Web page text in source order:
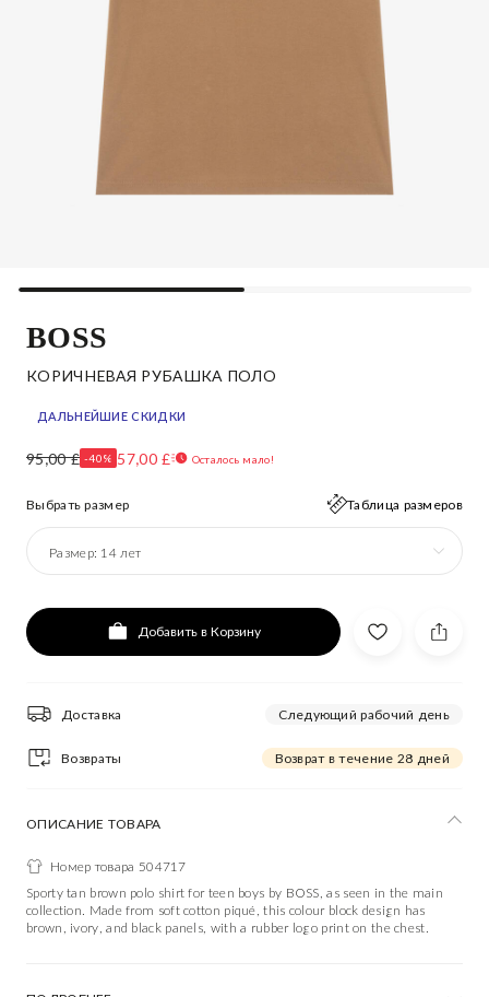
BOSS
КОРИЧНЕВАЯ РУБАШКА ПОЛО
ДАЛЬНЕЙШИЕ СКИДКИ
95,00 £ -40% 57,00 £ Осталось мало!
Выбрать размер Таблица размеров
Размер: 14 лет
Добавить в Корзину
Доставка Следующий рабочий день
Возвраты Возврат в течение 28 дней
ОПИСАНИЕ ТОВАРА
Номер товара 504717
Sporty tan brown polo shirt for teen boys by BOSS, as seen in the main
collection. Made from soft cotton piqué, this colour block design has
brown, ivory, and black panels, with a rubber logo print on the chest.